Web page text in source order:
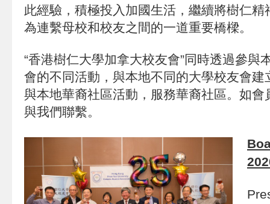
此經驗，積極投入加國生活，繼續將樹仁
為連繫母校和校友之間的一道重要橋樑。
“香港樹仁大學加拿大校友會”同時透過參與
會的不同活動，與本地不同的大學校友會
與本地華裔社區活動，服務華裔社區。如
與我們聯繫。